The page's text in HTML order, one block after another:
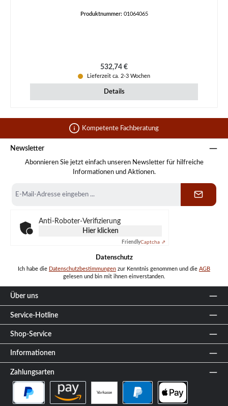
Produktnummer: 01064065
Regulärer Preis:
532,74 €
Lieferzeit ca. 2-3 Wochen
Details
Kompetente Fachberatung
Newsletter
Abonnieren Sie jetzt einfach unseren Newsletter für hilfreiche
Informationen und Aktionen.
Mail-
Anti-Roboter-Verifizierung
Hier klicken
FriendlyCaptcha ⇗
Datenschutz
Ich habe die Datenschutzbestimmungen zur Kenntnis genommen und die AGB
gelesen und bin mit ihnen einverstanden.
Über uns
Service-Hotline
Shop-Service
Informationen
Zahlungsarten
Vorkasse